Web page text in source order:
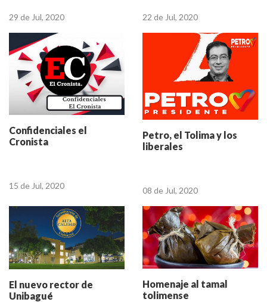
29 de Jul, 2020 22 de Jul, 2020
Confidenciales el
Cronista
15 de Jul, 2020
Petro, el Tolima y los
liberales
08 de Jul, 2020
El nuevo rector de
Unibagué
Homenaje al tamal
tolimense